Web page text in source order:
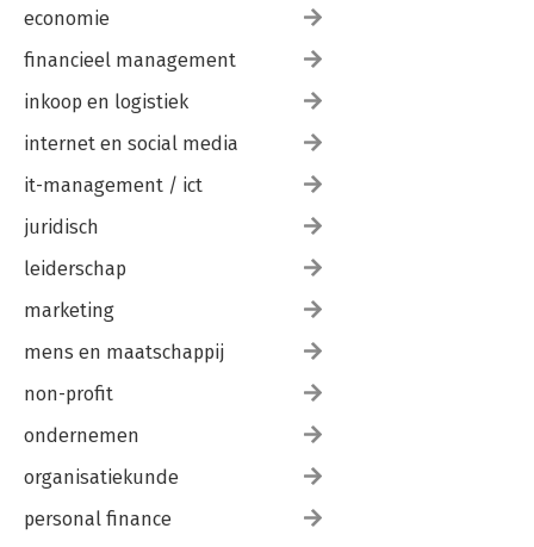
economie
financieel management
inkoop en logistiek
internet en social media
it-management / ict
juridisch
leiderschap
marketing
mens en maatschappij
non-profit
ondernemen
organisatiekunde
personal finance